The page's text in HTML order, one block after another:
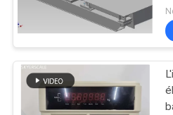
L'USINE
CONTRÔLE